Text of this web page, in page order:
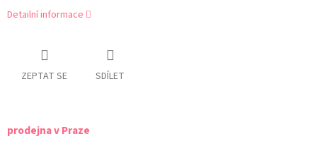
Detailní informace
ZEPTAT SE SDÍLET
prodejna v Praze